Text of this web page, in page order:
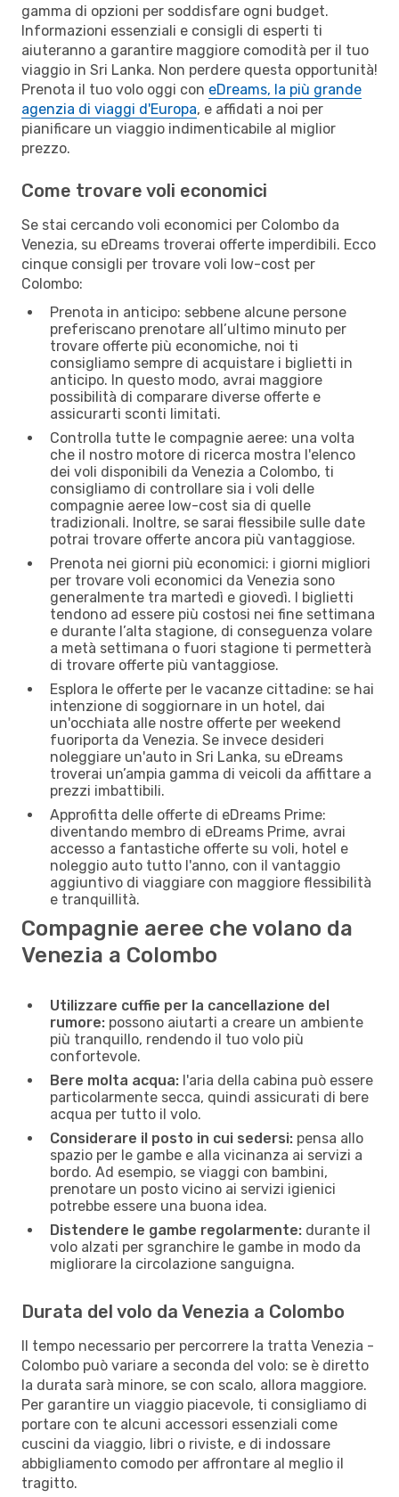
gamma di opzioni per soddisfare ogni budget.
Informazioni essenziali e consigli di esperti ti
aiuteranno a garantire maggiore comodità per il tuo
viaggio in Sri Lanka. Non perdere questa opportunità!
Prenota il tuo volo oggi con eDreams, la più grande
agenzia di viaggi d'Europa, e affidati a noi per
pianificare un viaggio indimenticabile al miglior
prezzo.
Come trovare voli economici
Se stai cercando voli economici per Colombo da
Venezia, su eDreams troverai offerte imperdibili. Ecco
cinque consigli per trovare voli low-cost per
Colombo:
Prenota in anticipo: sebbene alcune persone
preferiscano prenotare all’ultimo minuto per
trovare offerte più economiche, noi ti
consigliamo sempre di acquistare i biglietti in
anticipo. In questo modo, avrai maggiore
possibilità di comparare diverse offerte e
assicurarti sconti limitati.
Controlla tutte le compagnie aeree: una volta
che il nostro motore di ricerca mostra l'elenco
dei voli disponibili da Venezia a Colombo, ti
consigliamo di controllare sia i voli delle
compagnie aeree low-cost sia di quelle
tradizionali. Inoltre, se sarai flessibile sulle date
potrai trovare offerte ancora più vantaggiose.
Prenota nei giorni più economici: i giorni migliori
per trovare voli economici da Venezia sono
generalmente tra martedì e giovedì. I biglietti
tendono ad essere più costosi nei fine settimana
e durante l’alta stagione, di conseguenza volare
a metà settimana o fuori stagione ti permetterà
di trovare offerte più vantaggiose.
Esplora le offerte per le vacanze cittadine: se hai
intenzione di soggiornare in un hotel, dai
un'occhiata alle nostre offerte per weekend
fuoriporta da Venezia. Se invece desideri
noleggiare un'auto in Sri Lanka, su eDreams
troverai un’ampia gamma di veicoli da affittare a
prezzi imbattibili.
Approfitta delle offerte di eDreams Prime:
diventando membro di eDreams Prime, avrai
accesso a fantastiche offerte su voli, hotel e
noleggio auto tutto l'anno, con il vantaggio
aggiuntivo di viaggiare con maggiore flessibilità
e tranquillità.
Compagnie aeree che volano da
Venezia a Colombo
Utilizzare cuffie per la cancellazione del
rumore: possono aiutarti a creare un ambiente
più tranquillo, rendendo il tuo volo più
confortevole.
Bere molta acqua: l'aria della cabina può essere
particolarmente secca, quindi assicurati di bere
acqua per tutto il volo.
Considerare il posto in cui sedersi: pensa allo
spazio per le gambe e alla vicinanza ai servizi a
bordo. Ad esempio, se viaggi con bambini,
prenotare un posto vicino ai servizi igienici
potrebbe essere una buona idea.
Distendere le gambe regolarmente: durante il
volo alzati per sgranchire le gambe in modo da
migliorare la circolazione sanguigna.
Durata del volo da Venezia a Colombo
Il tempo necessario per percorrere la tratta Venezia -
Colombo può variare a seconda del volo: se è diretto
la durata sarà minore, se con scalo, allora maggiore.
Per garantire un viaggio piacevole, ti consigliamo di
portare con te alcuni accessori essenziali come
cuscini da viaggio, libri o riviste, e di indossare
abbigliamento comodo per affrontare al meglio il
tragitto.